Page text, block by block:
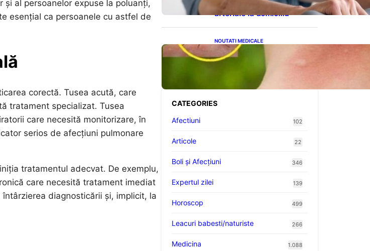
al persoanelor expuse la poluanți,
esențial ca persoanele cu astfel de
corectă. Tusea acută, care
tratament specializat. Tusea
care necesită monitorizare, în
serios de afecțiuni pulmonare
tratamentul adecvat. De exemplu,
care necesită tratament imediat
diagnosticării și, implicit, la
reducerea tensiunii
arteriale la domiciliu
NOUTATI MEDICALE
Cum bacteriile pielii
influențează atracția
țânțarilor: O nouă viziune
asupra alegerii victimelor
CATEGORIES
Afectiuni
102
Articole 22
Boli și Afecțiuni 346
Expertul zilei 139
Horoscop 499
Leacuri babesti/naturiste 266
Medicina 1.088